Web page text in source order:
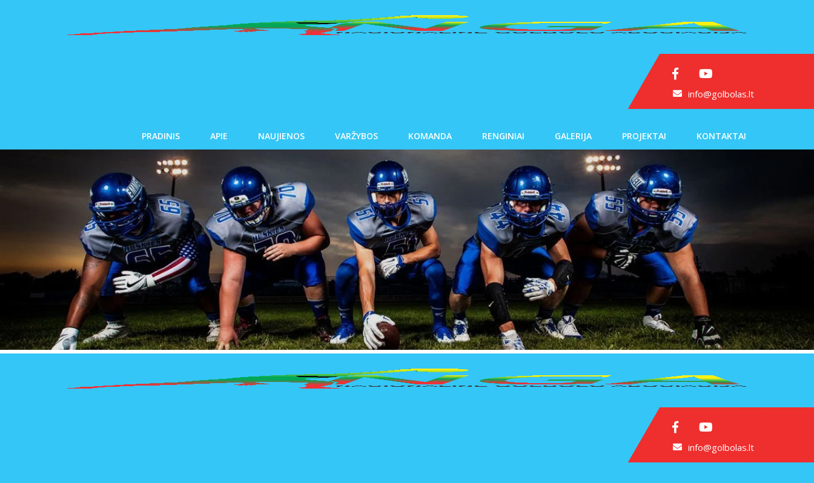
info@golbolas.lt
PRADINIS APIE NAUJIENOS VARŽYBOS KOMANDA RENGINIAI GALERIJA PROJEKTAI KONTAKTAI
info@golbolas.lt